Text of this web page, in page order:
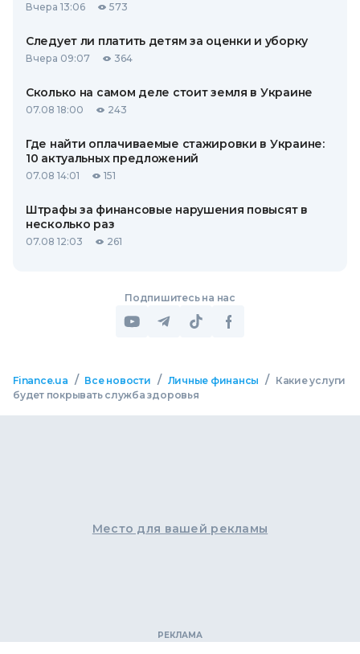
Вчера 13:06 573
Следует ли платить детям за оценки и уборку
Вчера 09:07 364
Сколько на самом деле стоит земля в Украине
07.08 18:00 243
Где найти оплачиваемые стажировки в Украине:
10 актуальных предложений
07.08 14:01 151
Штрафы за финансовые нарушения повысят в
несколько раз
07.08 12:03 261
Подпишитесь на нас
Finance.ua / Все новости / Личные финансы /
Какие услуги
будет покрывать служба здоровья
Место для вашей рекламы